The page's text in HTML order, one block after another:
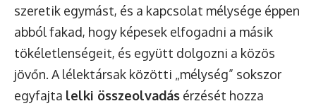
szeretik egymást, és a kapcsolat mélysége éppen
abból fakad, hogy képesek elfogadni a másik
tökéletlenségeit, és együtt dolgozni a közös
jövőn. A lélektársak közötti „mélység” sokszor
egyfajta lelki összeolvadás érzését hozza